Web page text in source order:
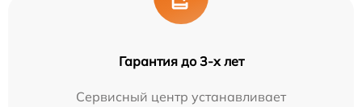
Гарантия до 3-х лет
Сервисный центр устанавливает